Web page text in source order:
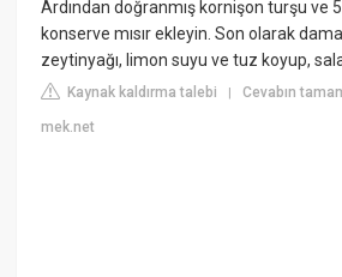
Ardından doğranmış kornişon turşu ve 5
konserve mısır ekleyin. Son olarak
zeytinyağı, limon suyu ve tuz koyup,
Kaynak kaldırma talebi |Cevabın
mek.net